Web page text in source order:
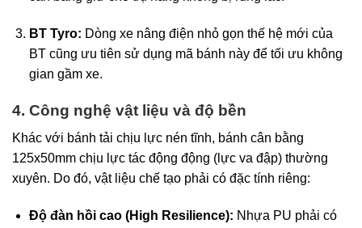
BT Tyro: Dòng xe nâng điện nhỏ gọn thế hệ mới của
BT cũng ưu tiên sử dụng mã bánh này để tối ưu không
gian gầm xe.
4. Công nghệ vật liệu và độ bền
Khác với bánh tải chịu lực nén tĩnh, bánh cân bằng
125x50mm chịu lực tác động động (lực va đập) thường
xuyên. Do đó, vật liệu chế tạo phải có đặc tính riêng:
Độ đàn hồi cao (High Resilience): Nhựa PU phải có